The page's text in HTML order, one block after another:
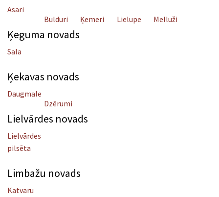
Asari
Bulduri
Ķemeri Lielupe Melluži
Ķeguma novads
Sala
Ķekavas novads
Daugmale
Dzērumi
Lielvārdes novads
Lielvārdes
pilsēta
Limbažu novads
Katvaru